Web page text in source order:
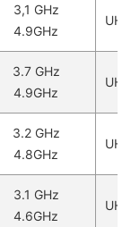
3,1 GHz
4.9GHz
3.7 GHz
4.9GHz
3.2 GHz
4.8GHz
3.1 GHz
4.6GHz